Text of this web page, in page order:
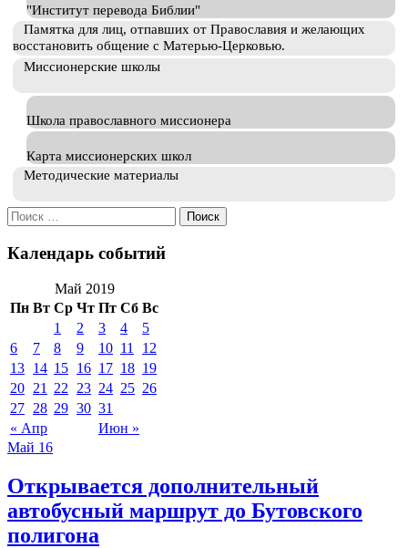
"Институт перевода Библии"
Памятка для лиц, отпавших от Православия и желающих
восстановить общение с Матерью-Церковью.
Миссионерские школы
Школа православного миссионера
Карта миссионерских школ
Методические материалы
Искать:
Календарь событий
Май 2019
Пн Вт Ср Чт Пт Сб Вс
« Апр Июн »
1 2 3 4
5
6
7 8 9 10 11
12
13 14 15 16 17 18 19
20 21 22 23 24 25 26
27 28 29 30 31
Май 16
Открывается дополнительный
автобусный маршрут до Бутовского
полигона